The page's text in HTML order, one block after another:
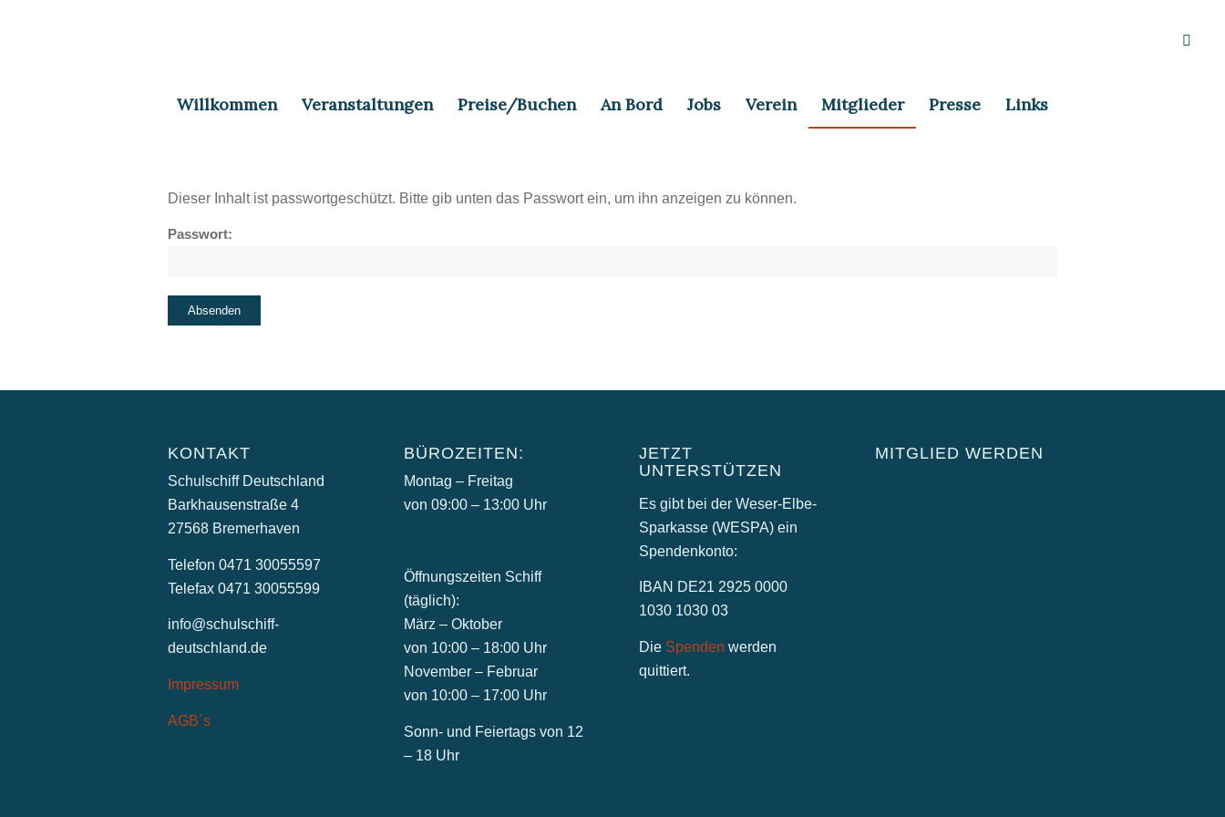
Willkommen Veranstaltungen Preise/Buchen An Bord Jobs Verein Mitglieder Presse Links
Dieser Inhalt ist passwortgeschützt. Bitte gib unten das Passwort ein, um ihn anzeigen zu können.
Passwort:
KONTAKT
Schulschiff Deutschland
Barkhausenstraße 4
27568 Bremerhaven
Telefon 0471 30055597
Telefax 0471 30055599
info@schulschiff-
deutschland.de
Impressum
AGB´s
BÜROZEITEN:
Montag – Freitag
von 09:00 – 13:00 Uhr
Öffnungszeiten Schiff
(täglich):
März – Oktober
von 10:00 – 18:00 Uhr
November – Februar
von 10:00 – 17:00 Uhr
Sonn- und Feiertags von 12
– 18 Uhr
JETZT
UNTERSTÜTZEN
Es gibt bei der Weser-Elbe-
Sparkasse (WESPA) ein
Spendenkonto:
IBAN DE21 2925 0000
1030 1030 03
Die Spenden werden
quittiert.
MITGLIED WERDEN